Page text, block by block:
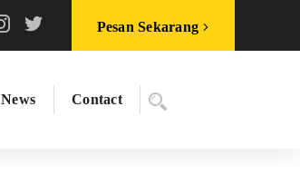
Pesan Sekarang
News Contact